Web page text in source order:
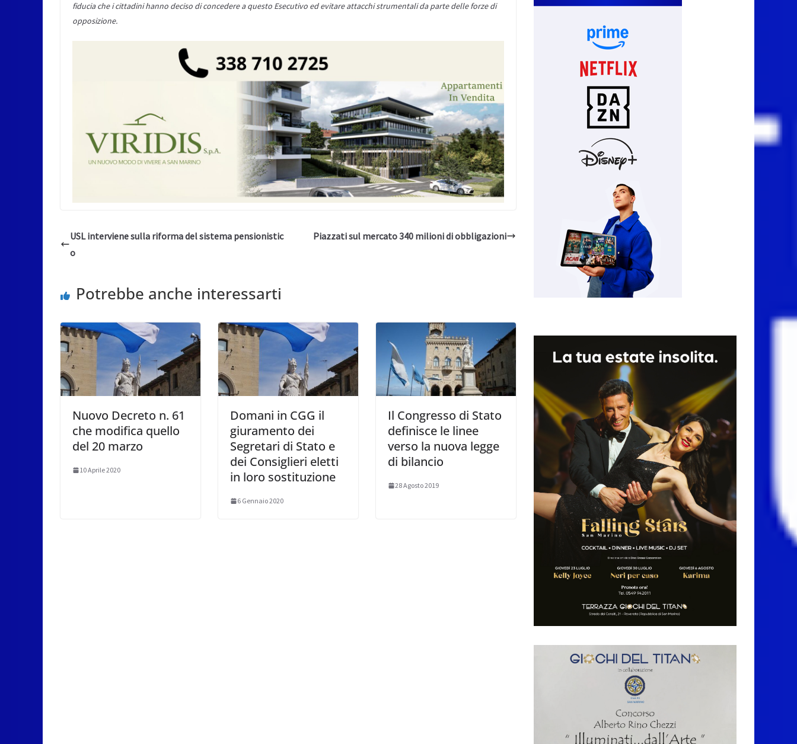
fiducia che i cittadini hanno deciso di concedere a questo Esecutivo ed evitare attacchi strumentali da parte delle forze di
opposizione.
USL interviene sulla riforma del sistema pensionistic
o
Piazzati sul mercato 340 milioni di obbligazioni
Potrebbe anche interessarti
Nuovo Decreto n. 61
che modifica quello
del 20 marzo
10 Aprile 2020
Domani in CGG il
giuramento dei
Segretari di Stato e
dei Consiglieri eletti
in loro sostituzione
6 Gennaio 2020
Il Congresso di Stato
definisce le linee
verso la nuova legge
di bilancio
28 Agosto 2019